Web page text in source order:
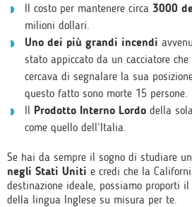
Il costo per mantenere circa 3000
milioni dollari.
Uno dei più grandi incendi
stato appiccato da un cacciatore
cercava di segnalare la sua
questo fatto sono morte 15 persone.
Il Prodotto Interno Lordo della
come quello dell’Italia.
Se hai da sempre il sogno di studiare un
negli Stati Uniti e credi che la
destinazione ideale, possiamo proporti
della lingua Inglese su misura per te.